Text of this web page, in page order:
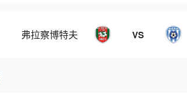
弗拉察博特夫 VS